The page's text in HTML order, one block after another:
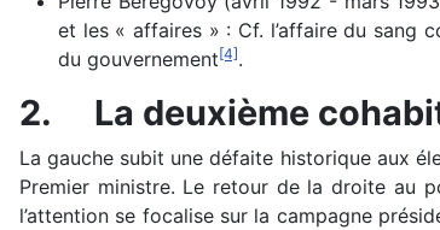
et les « affaires » : Cf. l’affaire du sang
du gouvernement[4].
2. La deuxième
La gauche subit une défaite historique aux
Premier ministre. Le retour de la droite au
l’attention se focalise sur la campagne